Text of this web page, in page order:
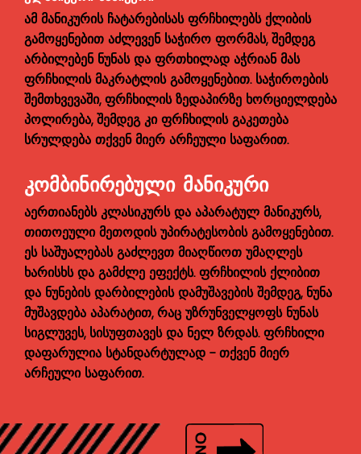
ამ მანიკურის ჩატარებისას ფრჩხილებს ქლიბის
გამოყენებით აძლევენ საჭირო ფორმას, შემდეგ
არბილებენ ნუნას და ფრთხილად აჭრიან მას
ფრჩხილის მაკრატლის გამოყენებით. საჭიროების
შემთხვევაში, ფრჩხილის ზედაპირზე ხორციელდება
პოლირება, შემდეგ კი ფრჩხილის გაკეთება
სრულდება თქვენ მიერ არჩეული საფარით.
ᲙᲝᲛᲑᲘᲜᲘᲠᲔᲑᲣᲚᲘ ᲛᲐᲜᲘᲙᲣᲠᲘ
აერთიანებს კლასიკურს და აპარატულ მანიკურს,
თითოეული მეთოდის უპირატესობის გამოყენებით.
ეს საშუალებას გაძლევთ მიაღწიოთ უმაღლეს
ხარისხს და გამძლე ეფექტს. ფრჩხილის ქლიბით
და ნუნების დარბილების დამუშავების შემდეგ, ნუნა
მუშავდება აპარატით, რაც უზრუნველყოფს ნუნას
სიგლუვეს, სისუფთავეს და ნელ ზრდას. ფრჩხილი
დაფარულია სტანდარტულად - თქვენ მიერ
არჩეული საფარით.